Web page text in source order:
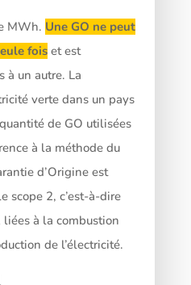
MWh. Une GO ne peut
foiset est
à un autre. La
verte dans un pays
de GO utilisées
à la méthode du
d’Origine est
scope 2, c’est-à-dire
à la combustion
de l’électricité.